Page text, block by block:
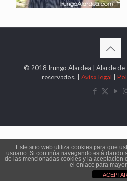
© 2018 Irungo Alardea | Alarde de
reservados. | Aviso legal
Este sitio web utiliza cookies para que
usuario. Si continúa navegando está dando
de las mencionadas cookies y la aceptación
el enlace para
ACEPTAR